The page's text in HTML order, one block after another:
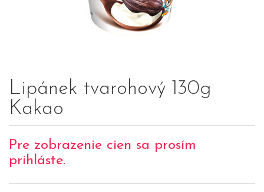
Lipánek tvarohový 130g
Kakao
Pre zobrazenie cien sa prosím
prihláste.